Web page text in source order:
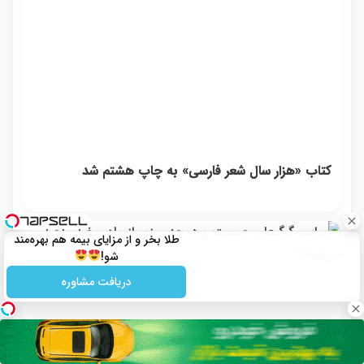
کتاب «هزار سال شعر فارسی» به چاپ هشتم شد
طلا بخر و از مزایای بیمه هم بهره‌مند
شو!
دریافت مشاوره